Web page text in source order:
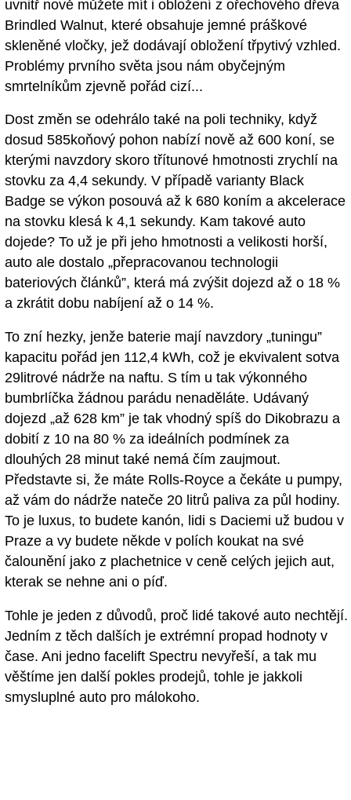
uvnitř nově můžete mít i obložení z ořechového dřeva
Brindled Walnut, které obsahuje jemné práškové
skleněné vločky, jež dodávají obložení třpytivý vzhled.
Problémy prvního světa jsou nám obyčejným
smrtelníkům zjevně pořád cizí...
Dost změn se odehrálo také na poli techniky, když
dosud 585koňový pohon nabízí nově až 600 koní, se
kterými navzdory skoro třítunové hmotnosti zrychlí na
stovku za 4,4 sekundy. V případě varianty Black
Badge se výkon posouvá až k 680 koním a akcelerace
na stovku klesá k 4,1 sekundy. Kam takové auto
dojede? To už je při jeho hmotnosti a velikosti horší,
auto ale dostalo „přepracovanou technologii
bateriových článků”, která má zvýšit dojezd až o 18 %
a zkrátit dobu nabíjení až o 14 %.
To zní hezky, jenže baterie mají navzdory „tuningu”
kapacitu pořád jen 112,4 kWh, což je ekvivalent sotva
29litrové nádrže na naftu. S tím u tak výkonného
bumbrlíčka žádnou parádu nenaděláte. Udávaný
dojezd „až 628 km” je tak vhodný spíš do Dikobrazu a
dobití z 10 na 80 % za ideálních podmínek za
dlouhých 28 minut také nemá čím zaujmout.
Představte si, že máte Rolls-Royce a čekáte u pumpy,
až vám do nádrže nateče 20 litrů paliva za půl hodiny.
To je luxus, to budete kanón, lidi s Daciemi už budou v
Praze a vy budete někde v polích koukat na své
čalounění jako z plachetnice v ceně celých jejich aut,
kterak se nehne ani o píď.
Tohle je jeden z důvodů, proč lidé takové auto nechtějí.
Jedním z těch dalších je extrémní propad hodnoty v
čase. Ani jedno facelift Spectru nevyřeší, a tak mu
věštíme jen další pokles prodejů, tohle je jakkoli
smysluplné auto pro málokoho.